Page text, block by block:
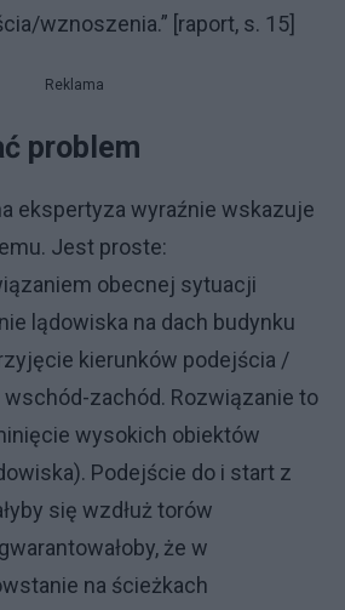
wznoszenia.” [raport, s. 15]
Reklama
problem
ekspertyza wyraźnie wskazuje
Jest proste:
obecnej sytuacji
lądowiska na dach budynku
kierunków podejścia /
zachód. Rozwiązanie to
wysokich obiektów
Podejście do i start z
się wzdłuż torów
że w
na ścieżkach